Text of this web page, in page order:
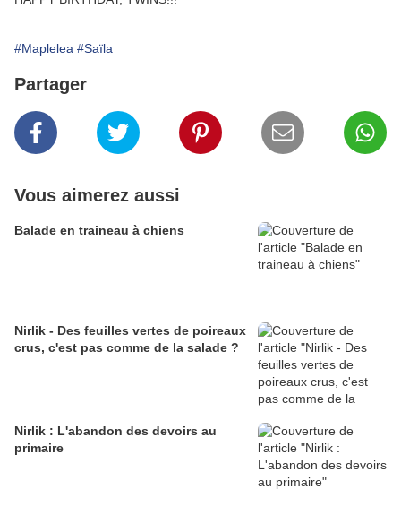
#Maplelea #Saïla
Partager
Vous aimerez aussi
Balade en traineau à chiens
Nirlik - Des feuilles vertes de poireaux
crus, c'est pas comme de la salade ?
Nirlik : L'abandon des devoirs au
primaire